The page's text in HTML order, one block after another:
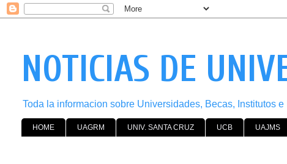
NOTICIAS DE
Toda la informacion sobre Universidades, Becas, Institutos
HOME UAGRM UNIV. SANTA CRUZ UCB UAJMS